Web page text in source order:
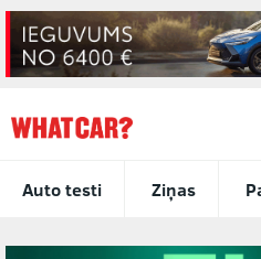
Auto testi Ziņas